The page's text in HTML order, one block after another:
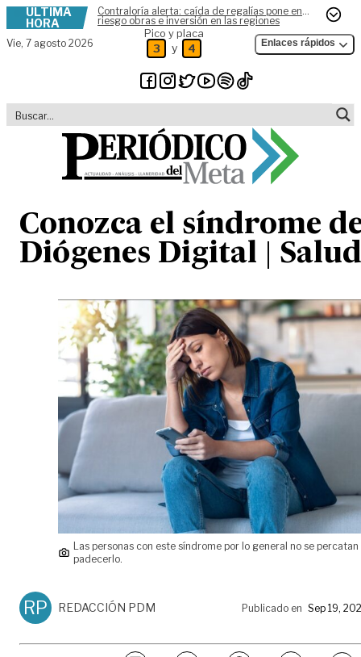
Skip to content
ÚLTIMA
HORA
Contraloría alerta: caída de regalías pone en
riesgo obras e inversión en las regiones
Vie, 7 agosto 2026
Pico y placa
3 y 4 Enlaces rápidos
Conozca el síndrome
Diógenes Digital | Salud
Las personas con este síndrome por lo general no se percatan
padecerlo.
RP REDACCIÓN PDM Publicado en Sep 19,